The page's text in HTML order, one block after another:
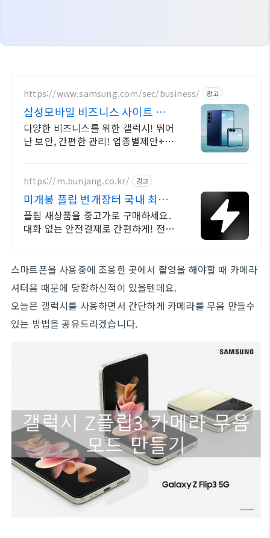
https://www.samsung.com/sec/business/ 광고
삼성모바일 비즈니스 사이트 본사
공식 운영 견적문의
다양한 비즈니스를 위한 갤럭시! 뛰어
난 보안, 간편한 관리! 업종별제안+온
https://m.bunjang.co.kr/ 광고
미개봉 플립 번개장터 국내 최대
브랜드 중고거래
플립 새상품을 중고가로 구매하세요.
대화 없는 안전결제로 간편하게! 전국
드
스마트폰을 사용중에 조용한 곳에서 촬영을 해야할 때 카메라
셔터음 때문에 당황하신적이 있을텐데요.
오늘은 갤럭시를 사용하면서 간단하게 카메라를 무음 만들수
있는 방법을 공유드리겠습니다.